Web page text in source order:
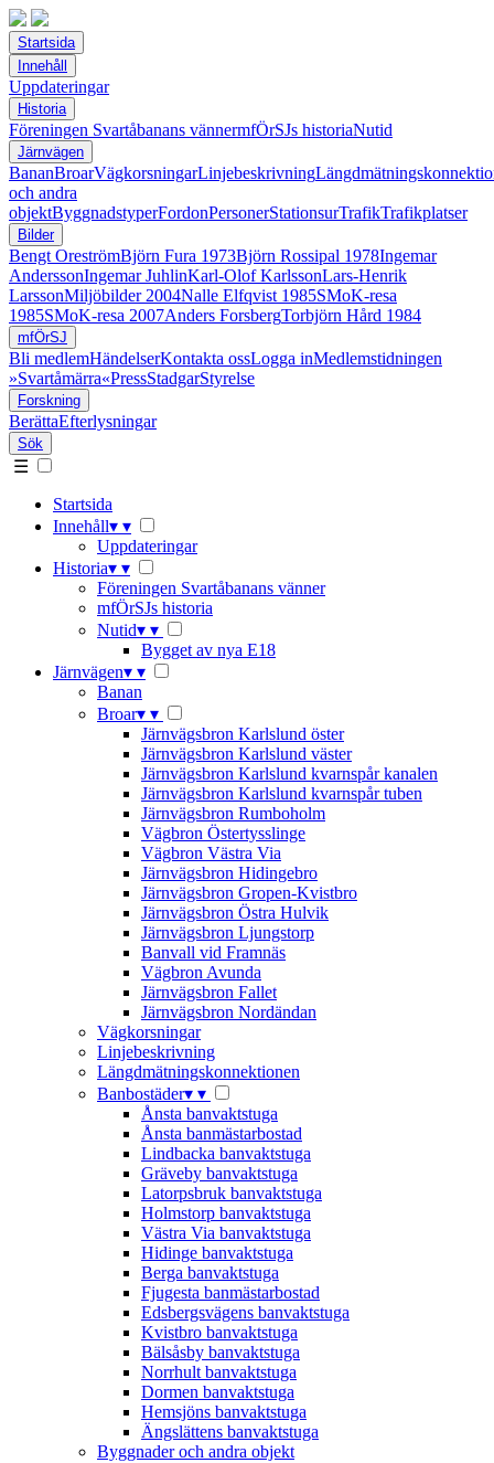
Startsida
Innehåll
Uppdateringar
Historia
Föreningen Svartåbanans vännermfÖrSJs historiaNutid
Järnvägen
BananBroarVägkorsningarLinjebeskrivning
och andra
objektByggnadstyperFordonPersonerStationsurTrafikTrafikplatser
Bilder
Bengt OreströmBjörn Fura 1973Björn Rossipal 1978Ingemar
AnderssonIngemar JuhlinKarl-Olof KarlssonLars-Henrik
LarssonMiljöbilder 2004Nalle Elfqvist 1985SMoK-resa
1985SMoK-resa 2007Anders ForsbergTorbjörn Hård 1984
mfÖrSJ
Bli medlemHändelserKontakta ossLogga inMedlemstidningen
»Svartåmärra«PressStadgarStyrelse
Forskning
BerättaEfterlysningar
Sök
☰
Startsida
Innehåll▾ ▾
Uppdateringar
Historia▾ ▾
Föreningen Svartåbanans vänner
mfÖrSJs historia
Nutid▾ ▾
Bygget av nya E18
Järnvägen▾ ▾
Banan
Broar▾ ▾
Järnvägsbron Karlslund öster
Järnvägsbron Karlslund väster
Järnvägsbron Karlslund kvarnspår kanalen
Järnvägsbron Karlslund kvarnspår tuben
Järnvägsbron Rumboholm
Vägbron Östertysslinge
Vägbron Västra Via
Järnvägsbron Hidingebro
Järnvägsbron Gropen-Kvistbro
Järnvägsbron Östra Hulvik
Järnvägsbron Ljungstorp
Banvall vid Framnäs
Vägbron Avunda
Järnvägsbron Fallet
Järnvägsbron Nordändan
Vägkorsningar
Linjebeskrivning
Längdmätningskonnektionen
Banbostäder▾ ▾
Ånsta banvaktstuga
Ånsta banmästarbostad
Lindbacka banvaktstuga
Gräveby banvaktstuga
Latorpsbruk banvaktstuga
Holmstorp banvaktstuga
Västra Via banvaktstuga
Hidinge banvaktstuga
Berga banvaktstuga
Fjugesta banmästarbostad
Edsbergsvägens banvaktstuga
Kvistbro banvaktstuga
Bälsåsby banvaktstuga
Norrhult banvaktstuga
Dormen banvaktstuga
Hemsjöns banvaktstuga
Ängslättens banvaktstuga
Byggnader och andra objekt